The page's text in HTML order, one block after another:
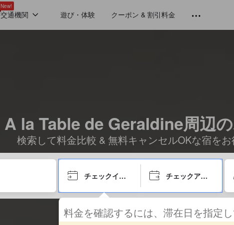
New!
交通機関 遊び・体験 クーポン & 割引料金
A la Table de Geraldine周辺
検索して料金比較 & 無料キャンセルOKな宿を
チェックイン日 チェックアウト日
料金を確認するには、滞在日を指定